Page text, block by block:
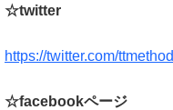
☆twitter
https://twitter.com/ttmethod
☆facebookページ